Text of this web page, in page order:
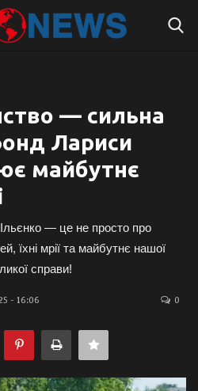
— сильна
Лариси
майбутнє
— це не просто про
їхні мрії та майбутнє нашої
справи!
- 16:06 0